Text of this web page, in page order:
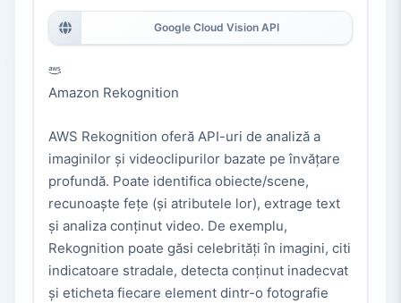
Google Cloud Vision API
Amazon Rekognition
AWS Rekognition oferă API-uri de analiză a
imaginilor și videoclipurilor bazate pe învățare
profundă. Poate identifica obiecte/scene,
recunoaște fețe (și atributele lor), extrage text
și analiza conținut video. De exemplu,
Rekognition poate găsi celebrități în imagini, citi
indicatoare stradale, detecta conținut inadecvat
și eticheta fiecare element dintr-o fotografie